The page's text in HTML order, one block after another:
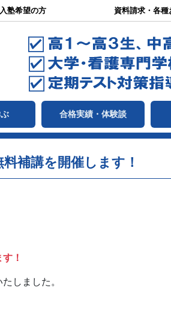
入塾希望の方 資料請求・各
合格実績・体験談
補講を開催します！
！
しました。